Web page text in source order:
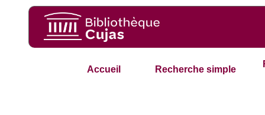
Accueil Recherche simple